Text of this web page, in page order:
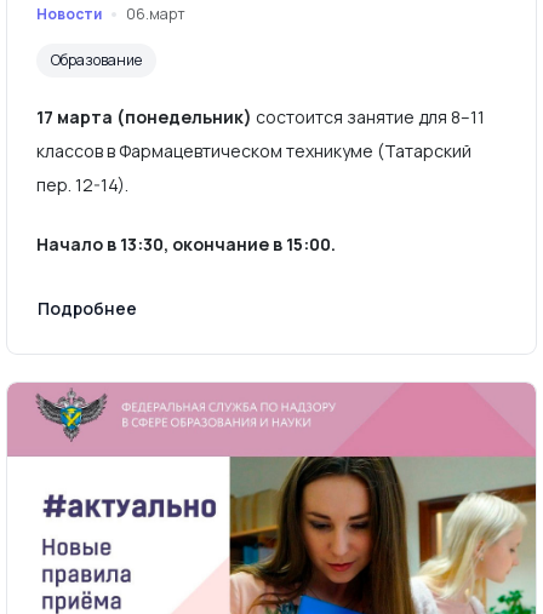
Новости 06.март
Образование
17 марта (понедельник) состоится занятие для 8–11
классов в Фармацевтическом техникуме (Татарский
пер. 12-14).
Начало в 13:30, окончание в 15:00.
Подробнее